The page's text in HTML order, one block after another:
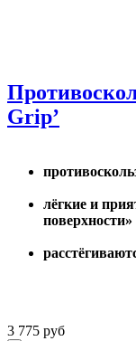
Grip’
лёгкие и
поверхности»
3 775 руб